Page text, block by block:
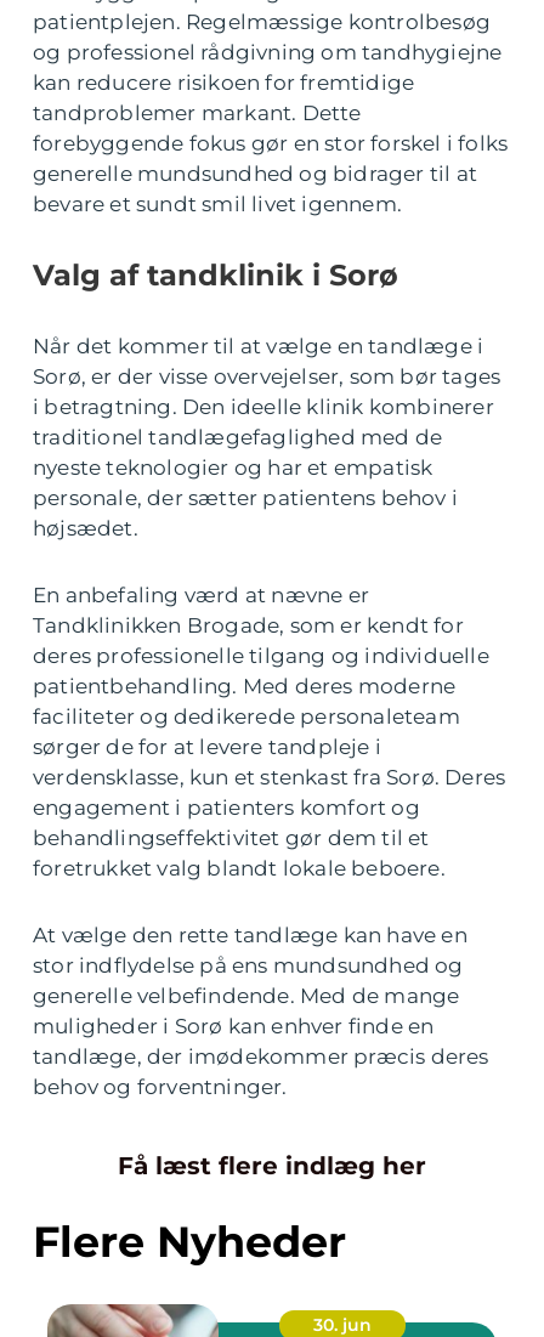
patientplejen. Regelmæssige kontrolbesøg
og professionel rådgivning om tandhygiejne
kan reducere risikoen for fremtidige
tandproblemer markant. Dette
forebyggende fokus gør en stor forskel i folks
generelle mundsundhed og bidrager til at
bevare et sundt smil livet igennem.
Valg af tandklinik i Sorø
Når det kommer til at vælge en tandlæge i
Sorø, er der visse overvejelser, som bør tages
i betragtning. Den ideelle klinik kombinerer
traditionel tandlægefaglighed med de
nyeste teknologier og har et empatisk
personale, der sætter patientens behov i
højsædet.
En anbefaling værd at nævne er
Tandklinikken Brogade, som er kendt for
deres professionelle tilgang og individuelle
patientbehandling. Med deres moderne
faciliteter og dedikerede personaleteam
sørger de for at levere tandpleje i
verdensklasse, kun et stenkast fra Sorø. Deres
engagement i patienters komfort og
behandlingseffektivitet gør dem til et
foretrukket valg blandt lokale beboere.
At vælge den rette tandlæge kan have en
stor indflydelse på ens mundsundhed og
generelle velbefindende. Med de mange
muligheder i Sorø kan enhver finde en
tandlæge, der imødekommer præcis deres
behov og forventninger.
Få læst flere indlæg her
Flere Nyheder
30. jun